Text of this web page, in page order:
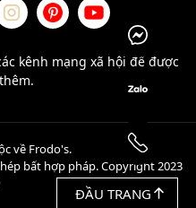
kênh mạng xã hội để được
về Frodo's.
bất hợp pháp. Copyright 2023
ĐẦU TRANG